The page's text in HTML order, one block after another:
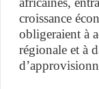
croissance
obligeraient à
régionale et à